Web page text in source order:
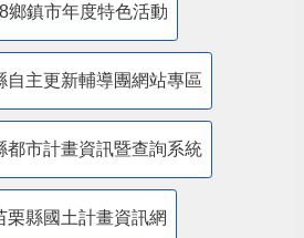
鄉鎮市年度特色活動
自主更新輔導團網站專區
都市計畫資訊暨查詢系統
栗縣國土計畫資訊網